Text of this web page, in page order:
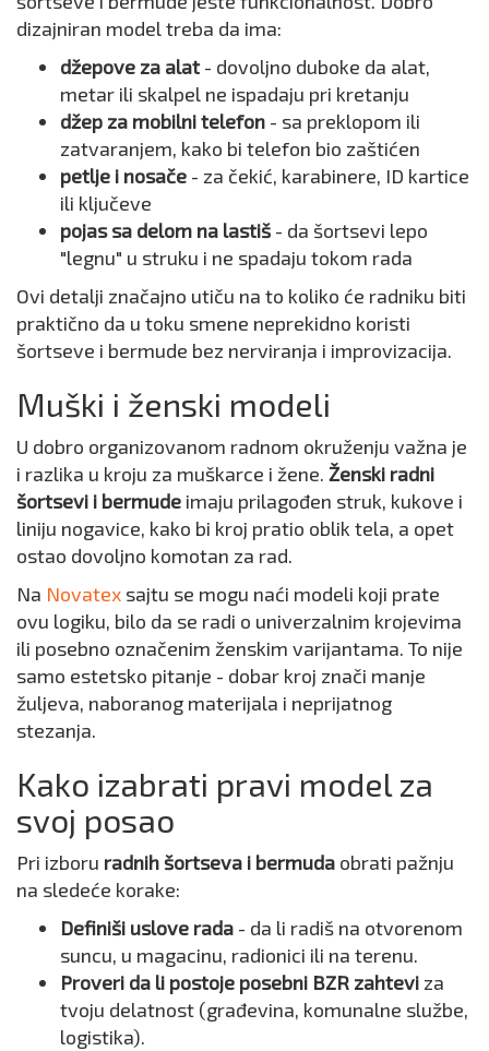
dizajniran model treba da ima:
džepove za alat- dovoljno duboke da alat,
metar ili skalpel ne ispadaju pri kretanju
džep za mobilni telefon - sa preklopom ili
zatvaranjem, kako bi telefon bio zaštićen
petlje i nosače - za čekić, karabinere, ID kartice
ili ključeve
pojas sa delom na lastiš - da šortsevi lepo
"legnu" u struku i ne spadaju tokom rada
Ovi detalji značajno utiču na to koliko će radniku biti
praktično da u toku smene neprekidno koristi
šortseve i bermude bez nerviranja i improvizacija.
Muški i ženski modeli
U dobro organizovanom radnom okruženju važna je
i razlika u kroju za muškarce i žene. Ženski radni
šortsevi i bermude imaju prilagođen struk, kukove i
liniju nogavice, kako bi kroj pratio oblik tela, a opet
ostao dovoljno komotan za rad.
Na Novatex sajtu se mogu naći modeli koji prate
ovu logiku, bilo da se radi o univerzalnim krojevima
ili posebno označenim ženskim varijantama. To nije
samo estetsko pitanje - dobar kroj znači manje
žuljeva, naboranog materijala i neprijatnog
stezanja.
Kako izabrati pravi model za
svoj posao
Pri izboru radnih šortseva i bermuda obrati pažnju
na sledeće korake:
Definiši uslove rada - da li radiš na otvorenom
suncu, u magacinu, radionici ili na terenu.
Proveri da li postoje posebni BZR zahtevi za
tvoju delatnost (građevina, komunalne službe,
logistika).